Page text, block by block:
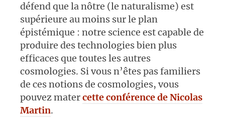
défend que la nôtre (le naturalisme) est
supérieure au moins sur le plan
épistémique : notre science est capable de
produire des technologies bien plus
efficaces que toutes les autres
cosmologies. Si vous n’êtes pas familiers
de ces notions de cosmologies, vous
pouvez matercette conférence de Nicolas
Martin.